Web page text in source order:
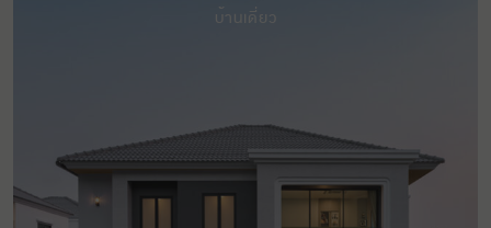
บ้านเดี่ยว